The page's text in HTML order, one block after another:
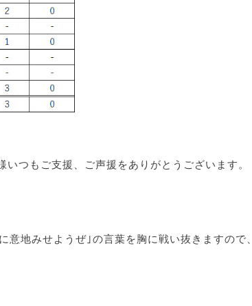
つもご支援、ご声援をありがとうございます。
地みせようぜ｣の言葉を胸に戦い抜きますので、